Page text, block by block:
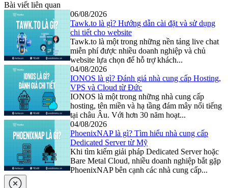
Bài viết liên quan
06/08/2026
Tawk.to là gì? Hướng dẫn cài đặt và sử dụng
chi tiết cho website
Tawk.to là một trong những nền tảng live chat
miễn phí được nhiều doanh nghiệp và chủ
website lựa chọn để hỗ trợ khách...
04/08/2026
IONOS là gì? Đánh giá nhà cung cấp Hosting,
VPS và Cloud từ Đức
IONOS là một trong những nhà cung cấp
hosting, tên miền và hạ tầng đám mây nổi tiếng
tại châu Âu. Với hơn 30 năm hoạt...
04/08/2026
PhoenixNAP là gì? Tìm hiểu nhà cung cấp
Dedicated Server từ Mỹ
Khi tìm kiếm giải pháp Dedicated Server hoặc
Bare Metal Cloud, nhiều doanh nghiệp bắt gặp
PhoenixNAP bên cạnh các nhà cung cấp...